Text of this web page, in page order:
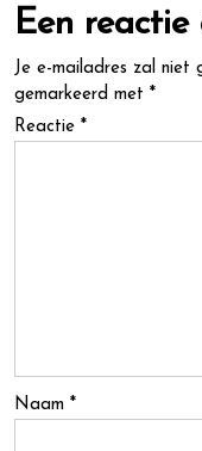
Een
Je e-mailadres zal niet
gemarkeerd met *
Reactie *
Naam *